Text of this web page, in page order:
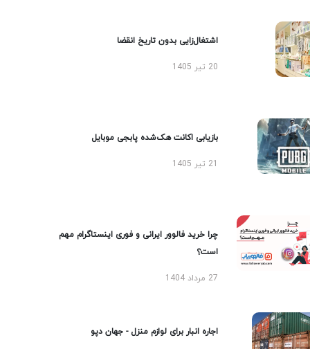
اشتغال‌زایی بدون تاریخ انقضا
20 تیر 1405
بازیابی اکانت هک‌شده پابجی موبایل
چرا خرید فالوور ایرانی و فوری اینستاگرام مهم
است؟
27 مرداد 1404
اجاره انبار برای لوازم منزل - جهان دپو